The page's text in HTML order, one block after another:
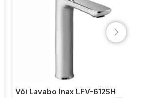
Vòi Lavabo Inax LFV-612SH